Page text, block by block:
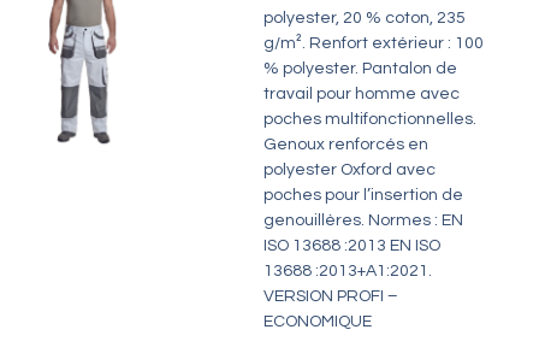
polyester, 20 % coton, 235
g/m². Renfort extérieur : 100
% polyester. Pantalon de
travail pour homme avec
poches multifonctionnelles.
Genoux renforcés en
polyester Oxford avec
poches pour l’insertion de
genouillères. Normes : EN
ISO 13688 :2013 EN ISO
13688 :2013+A1:2021.
VERSION PROFI –
ECONOMIQUE